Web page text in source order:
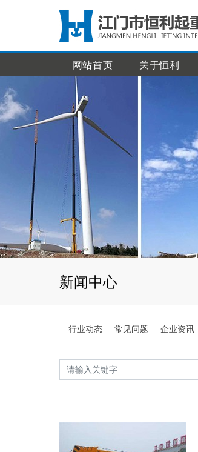
网站首页 关于恒利
新闻中心
行业动态 常见问题 企业资讯